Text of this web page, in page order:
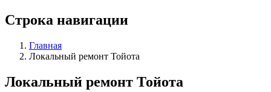
Строка навигации
Главная
Локальный ремонт Тойота
Локальный ремонт Тойота